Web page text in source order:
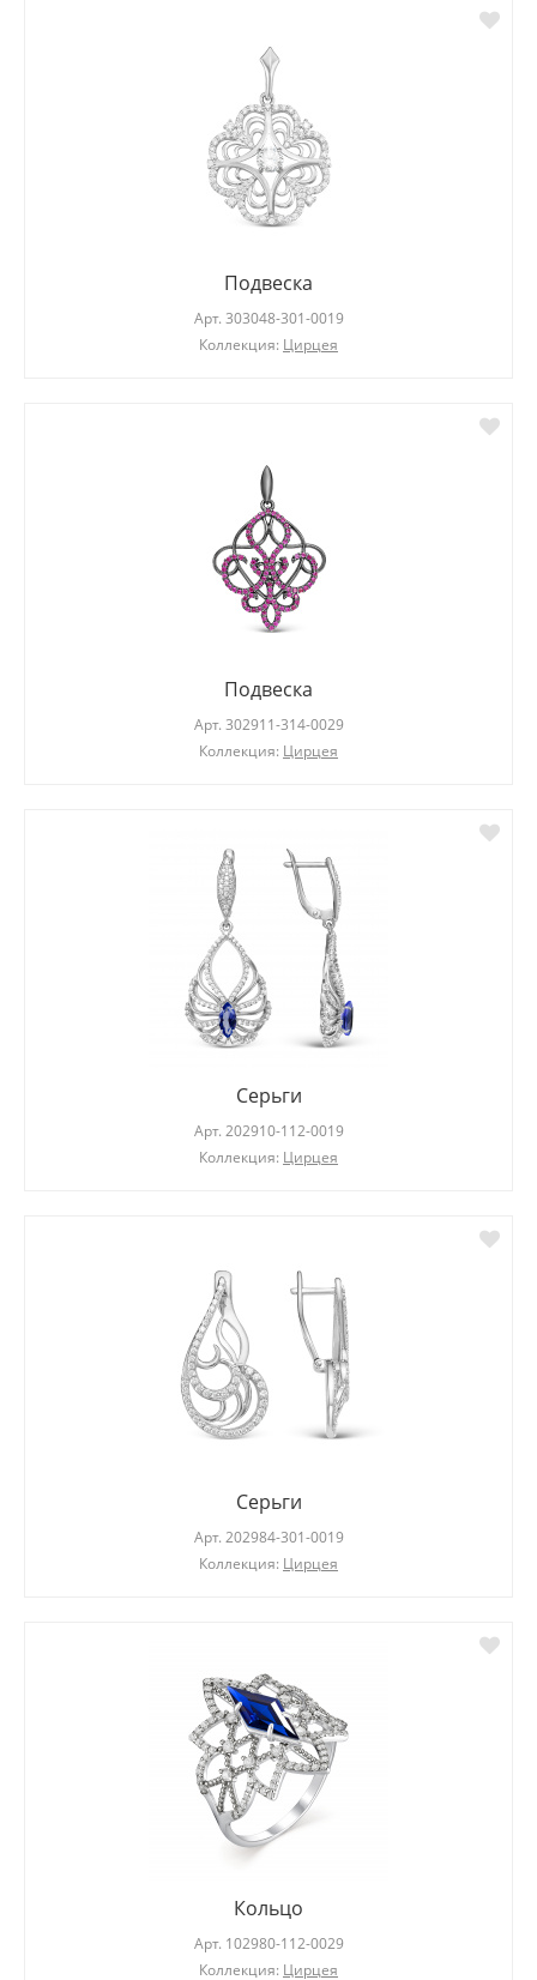
Подвеска
Арт. 303048-301-0019
Коллекция: Цирцея
Подвеска
Арт. 302911-314-0029
Коллекция: Цирцея
Серьги
Арт. 202910-112-0019
Коллекция: Цирцея
Серьги
Арт. 202984-301-0019
Коллекция: Цирцея
Кольцо
Арт. 102980-112-0029
Коллекция: Цирцея